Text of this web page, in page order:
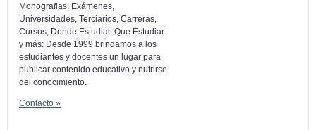
Monografias, Exámenes,
Universidades, Terciarios, Carreras,
Cursos, Donde Estudiar, Que Estudiar
y más: Desde 1999 brindamos a los
estudiantes y docentes un lugar para
publicar contenido educativo y nutrirse
del conocimiento.
Contacto »